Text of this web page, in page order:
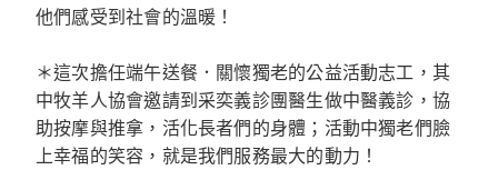
他們感受到社會的溫暖！
＊這次擔任端午送餐．關懷獨老的公益活動志工，其
中牧羊人協會邀請到采奕義診團醫生做中醫義診，協
助按摩與推拿，活化長者們的身體；活動中獨老們臉
上幸福的笑容，就是我們服務最大的動力！